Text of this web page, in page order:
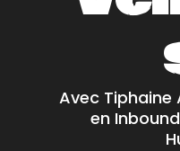
Avec
en